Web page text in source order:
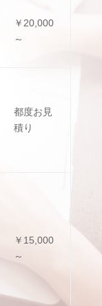
￥20,000
～
都度お見
積り
￥15,000
～